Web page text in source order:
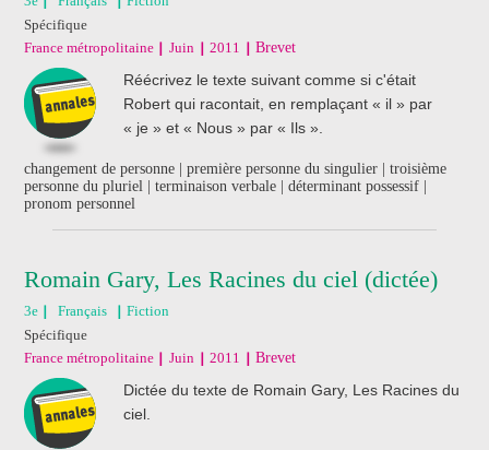
Spécifique
France métropolitaine
Juin 2011 Brevet
Réécrivez le texte suivant comme si c'était
Robert qui racontait, en remplaçant « il » par
« je » et « Nous » par « Ils ».
changement de personne | première personne du singulier | troisième
personne du pluriel | terminaison verbale | déterminant possessif |
pronom personnel
Romain Gary, Les Racines du ciel (dictée)
3e Français
Fiction
Spécifique
France métropolitaine
Juin 2011 Brevet
Dictée du texte de Romain Gary, Les Racines du
ciel.